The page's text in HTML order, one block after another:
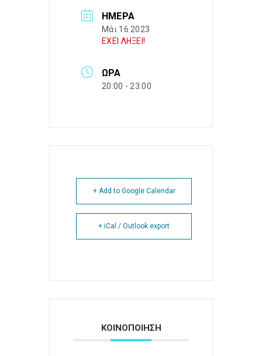
ΗΜΈΡΑ
Μάι 16 2023
ΕΧΕΙ ΛΗΞΕΙ!
ΏΡΑ
20:00 - 23:00
+ Add to Google Calendar
+ iCal / Outlook export
ΚΟΙΝΟΠΟΙΗΣΗ